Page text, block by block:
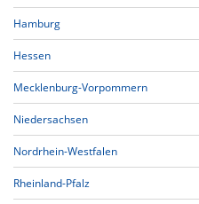
Hamburg
Hessen
Mecklenburg-Vorpommern
Niedersachsen
Nordrhein-Westfalen
Rheinland-Pfalz